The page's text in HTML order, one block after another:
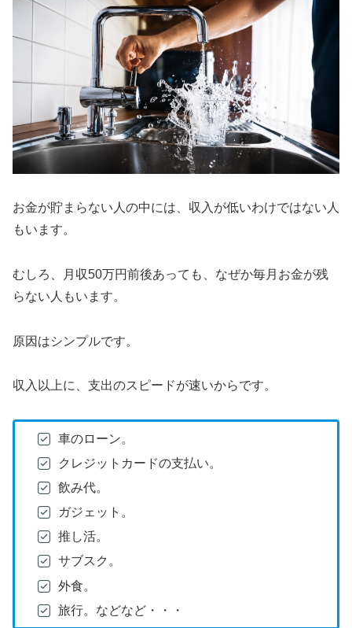
お金が貯まらない人の中には、収入が低いわけではない人
もいます。
むしろ、月収50万円前後あっても、なぜか毎月お金が残
らない人もいます。
原因はシンプルです。
収入以上に、支出のスピードが速いからです。
車のローン。
クレジットカードの支払い。
飲み代。
ガジェット。
推し活。
サブスク。
外食。
旅行。などなど・・・